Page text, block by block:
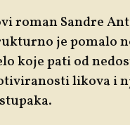
roman Sandre
je pomalo
koje pati od
likova i